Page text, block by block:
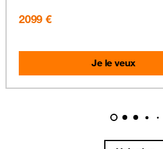
2099 €
Je le veux